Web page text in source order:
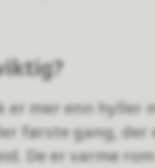
mer enn hyller
første gang, der
De er varme